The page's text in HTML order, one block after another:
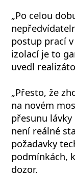
„Po celou
postup prací
izolací je to
uvedl
„Přesto, že
na novém
přesunu
není reálné
požadavky
podmínkách,
dozor.